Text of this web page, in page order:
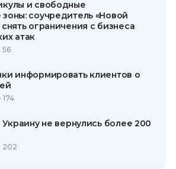
и свободные
соучредитель «Новой
ограничения с бизнеса
атак
56
информировать клиентов о
174
Украину не вернулись более 200
202